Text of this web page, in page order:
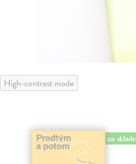
High-contrast mode
na sklade